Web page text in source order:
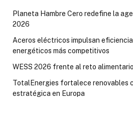
Planeta Hambre Cero redefine la
2026
Aceros eléctricos impulsan
energéticos más competitivos
WESS 2026 frente al reto alimentario
TotalEnergies fortalece renovables
estratégica en Europa